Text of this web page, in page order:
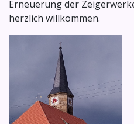
Erneuerung der
herzlich willkommen.